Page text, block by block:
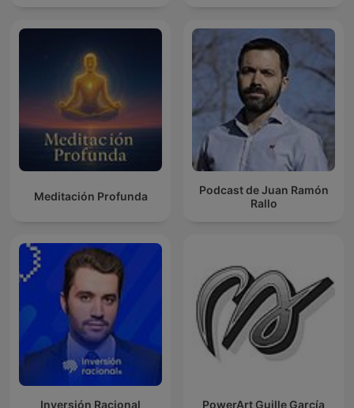
Meditación Profunda
Podcast de Juan Ramón
Rallo
Inversión Racional
PowerArt Guille García